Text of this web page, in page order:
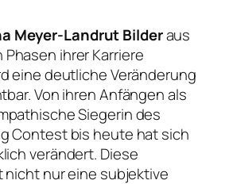
Meyer-Landrut Bilderaus
ihrer Karriere
eine deutliche Veränderung
Von ihren Anfängen als
Siegerin des
Contest bis heute hat sich
verändert. Diese
nicht nur eine subjektive